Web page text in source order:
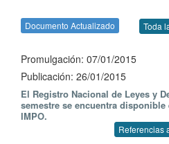
Documento Actualizado Toda
Promulgación: 07/01/2015
Publicación: 26/01/2015
El Registro Nacional de Leyes y
semestre se encuentra disponible
IMPO.
Referencias